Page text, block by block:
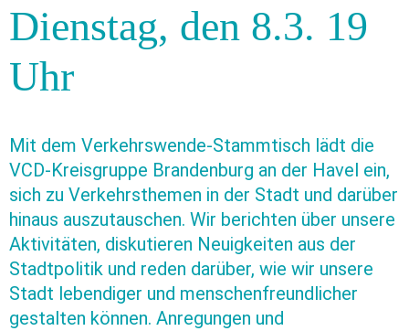
Dienstag, den 8.3. 19
Uhr
Mit dem Verkehrswende-Stammtisch lädt die
VCD-Kreisgruppe Brandenburg an der Havel ein,
sich zu Verkehrsthemen in der Stadt und darüber
hinaus auszutauschen. Wir berichten über unsere
Aktivitäten, diskutieren Neuigkeiten aus der
Stadtpolitik und reden darüber, wie wir unsere
Stadt lebendiger und menschenfreundlicher
gestalten können. Anregungen und